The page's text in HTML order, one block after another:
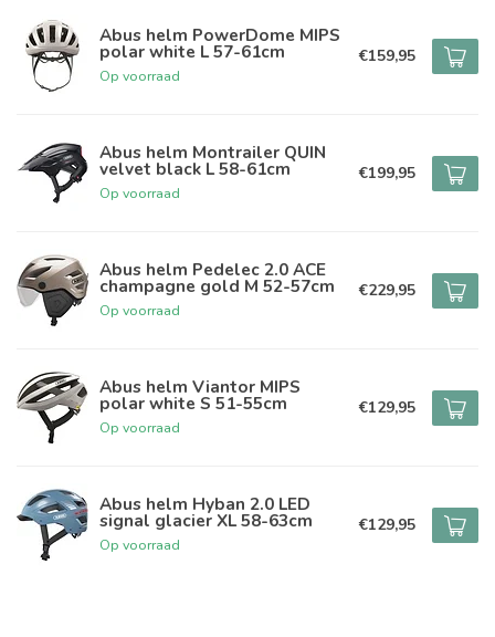
Abus helm PowerDome MIPS
polar white L 57-61cm
Op voorraad
€159,95
Abus helm Montrailer QUIN
velvet black L 58-61cm
Op voorraad
€199,95
Abus helm Pedelec 2.0 ACE
champagne gold M 52-57cm
Op voorraad
€229,95
Abus helm Viantor MIPS
polar white S 51-55cm
Op voorraad
€129,95
Abus helm Hyban 2.0 LED
signal glacier XL 58-63cm
Op voorraad
€129,95